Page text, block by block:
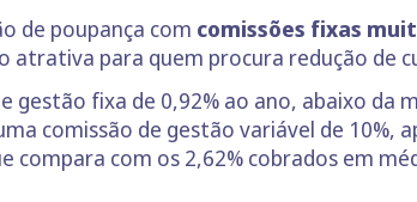
de poupança com comissões fixas
para quem procura redução de
gestão fixa de 0,92% ao ano, abaixo da
comissão de gestão variável de 10%,
compara com os 2,62% cobrados em